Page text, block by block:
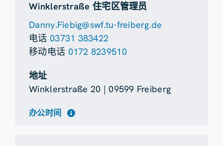
Winklerstraße 住宅区管理员
Danny.Fiebig@swf.tu-freiberg.de
电话 03731 383422
移动电话 0172 8239510
地址
Winklerstraße 20 | 09599 Freiberg
办公时间